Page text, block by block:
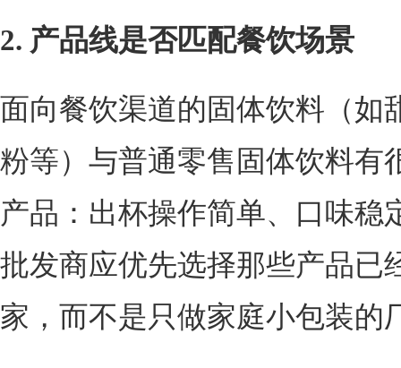
2. 产品线是否匹配餐饮场景
面向餐饮渠道的固体饮料（如
粉等）与普通零售固体饮料有
产品：出杯操作简单、口味稳
批发商应优先选择那些产品已
家，而不是只做家庭小包装的